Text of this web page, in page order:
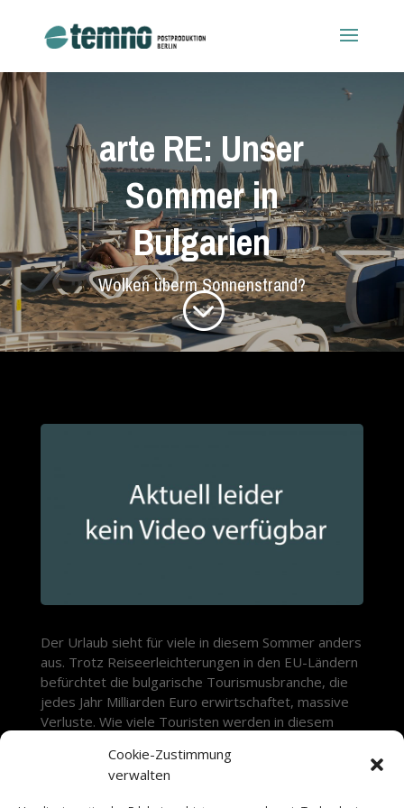
Cookie-Zustimmung
verwalten
arte RE: Unser
Sommer in
Bulgarien
Wolken überm Sonnenstrand?
;
Der Urlaub sieht für viele in diesem Sommer anders
aus. Trotz Reiseerleichterungen in den EU-Ländern
befürchtet die bulgarische Tourismusbranche, die
jedes Jahr Milliarden Euro erwirtschaftet, massive
Verluste. Wie viele Touristen werden in diesem
die bulgarische Schwarzmeer-Region die Corona-
Krise überleben?Weitere Infos.